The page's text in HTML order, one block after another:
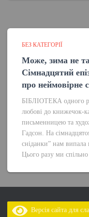
БЕЗ КАТЕГОРІЇ
Може, зима не
Сімнадцятий
про неймовірне
БІБЛІОТЕКА одного
любові до книжечок-
письменницею та
Гадсон. На
сніданки” нам випала
Цього разу ми спільно
Версія сайта для